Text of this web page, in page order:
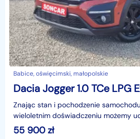
Babice, oświęcimski, małopolskie
Znając stan i pochodzenie
wieloletnim doświadczeniu możemy
miesięcznej gwarancji w formie
55 900zł